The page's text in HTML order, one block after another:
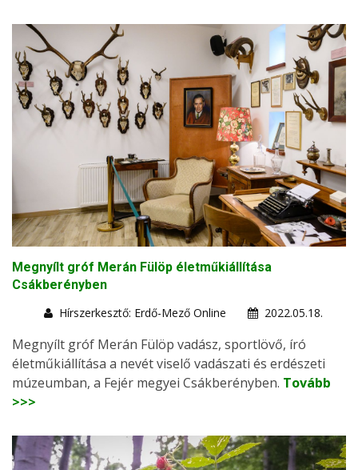
Megnyílt gróf Merán Fülöp életműkiállítása
Csákberényben
Hírszerkesztő: Erdő-Mező Online
2022.05.18.
Megnyílt gróf Merán Fülöp vadász, sportlövő, író
életműkiállítása a nevét viselő vadászati és erdészeti
múzeumban, a Fejér megyei Csákberényben. Tovább
>>>